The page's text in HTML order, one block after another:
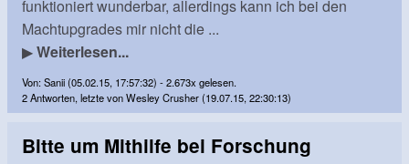
funktioniert wunderbar, allerdings kann ich bei den
Machtupgrades mir nicht die ...
▶Weiterlesen...
Von: Sanii (05.02.15, 17:57:32) - 2.673x gelesen.
2 Antworten, letzte von Wesley Crusher (19.07.15, 22:30:13)
Bitte um Mithilfe bei Forschung